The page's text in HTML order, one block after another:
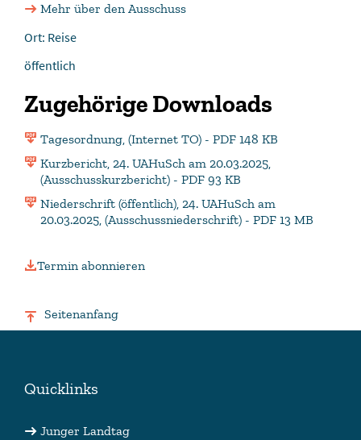
Mehr über den Ausschuss
Ort: Reise
öffentlich
Zugehörige Downloads
Tagesordnung, (Internet TO) - PDF 148 KB
Kurzbericht, 24. UAHuSch am 20.03.2025,
(Ausschusskurzbericht) - PDF 93 KB
Niederschrift (öffentlich), 24. UAHuSch am
20.03.2025, (Ausschussniederschrift) - PDF 13 MB
Termin abonnieren
Seitenanfang
Quicklinks
Junger Landtag